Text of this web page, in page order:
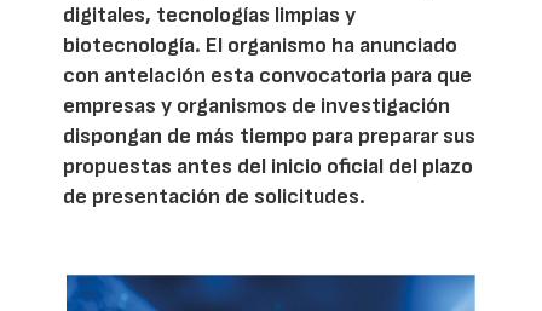
digitales, tecnologías limpias y
biotecnología. El organismo ha anunciado
con antelación esta convocatoria para que
empresas y organismos de investigación
dispongan de más tiempo para preparar sus
propuestas antes del inicio oficial del plazo
de presentación de solicitudes.